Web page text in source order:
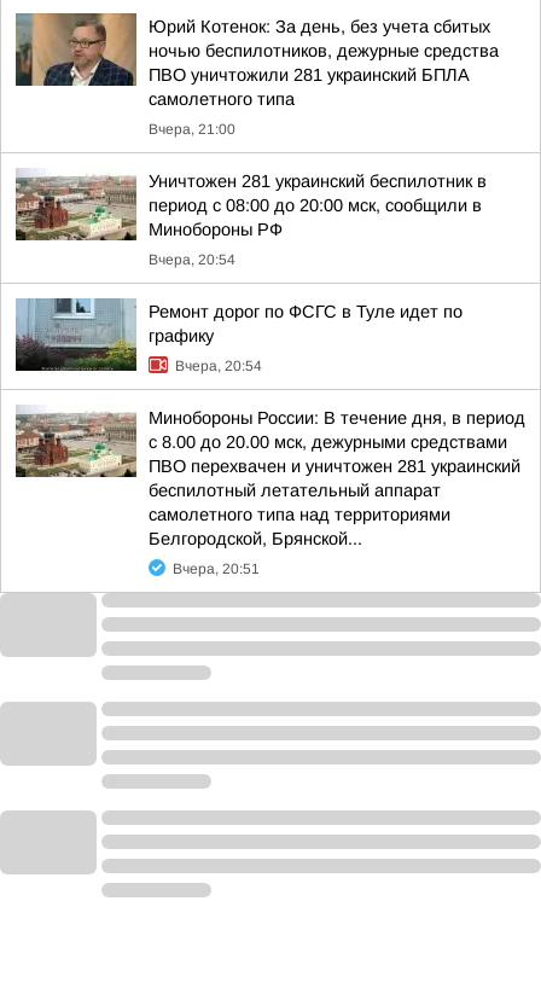
Юрий Котенок: За день, без учета сбитых
ночью беспилотников, дежурные средства
ПВО уничтожили 281 украинский БПЛА
самолетного типа
Вчера, 21:00
Уничтожен 281 украинский беспилотник в
период с 08:00 до 20:00 мск, сообщили в
Минобороны РФ
Вчера, 20:54
Ремонт дорог по ФСГС в Туле идет по
графику
Вчера, 20:54
Минобороны России: В течение дня, в период
с 8.00 до 20.00 мск, дежурными средствами
ПВО перехвачен и уничтожен 281 украинский
беспилотный летательный аппарат
самолетного типа над территориями
Белгородской, Брянской...
Вчера, 20:51